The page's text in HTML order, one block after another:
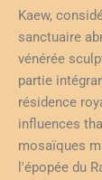
Kaew,
sanctuaire
vénérée
partie
résidence
influences
mosaïques
l'épopée du